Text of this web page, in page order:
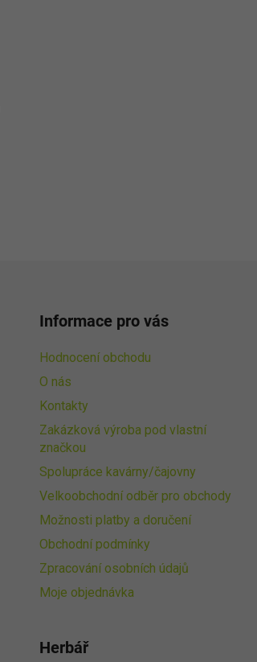
Informace pro vás
Hodnocení obchodu
O nás
Kontakty
Zakázková výroba pod vlastní
značkou
Spolupráce kavárny/čajovny
Velkoobchodní odběr pro obchody
Možnosti platby a doručení
Obchodní podmínky
Zpracování osobních údajů
Moje objednávka
Herbář